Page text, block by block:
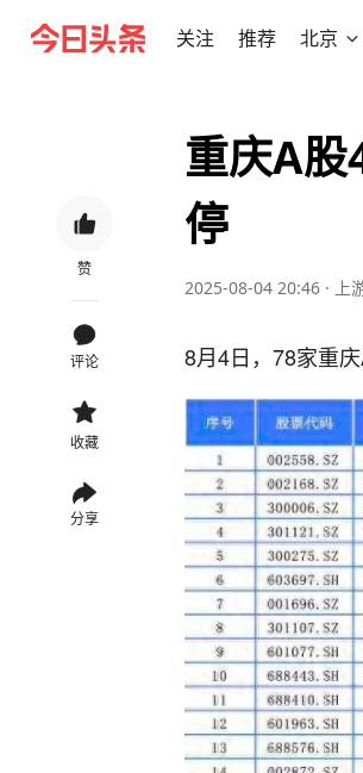
关注 推荐 北京
赞
评论
收藏
分享
重庆A
停
2025-08-04 20:46 · 上
8月4日，78家重